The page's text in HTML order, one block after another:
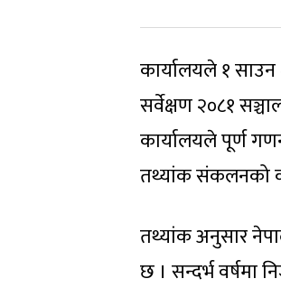
कार्यालयले १
सर्वेक्षण २०८१
कार्यालयले पूर्ण
तथ्यांक संकलनको
तथ्यांक अनुसार
छ । सन्दर्भ